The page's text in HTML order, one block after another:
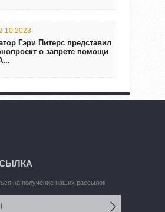
Гэри Питерс представил
о запрете помощи
на получение наших рассылок